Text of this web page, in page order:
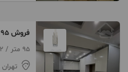
فروش 95 متری سبلان
95 متر / 2 اتاق / ساخت 1404
تهران